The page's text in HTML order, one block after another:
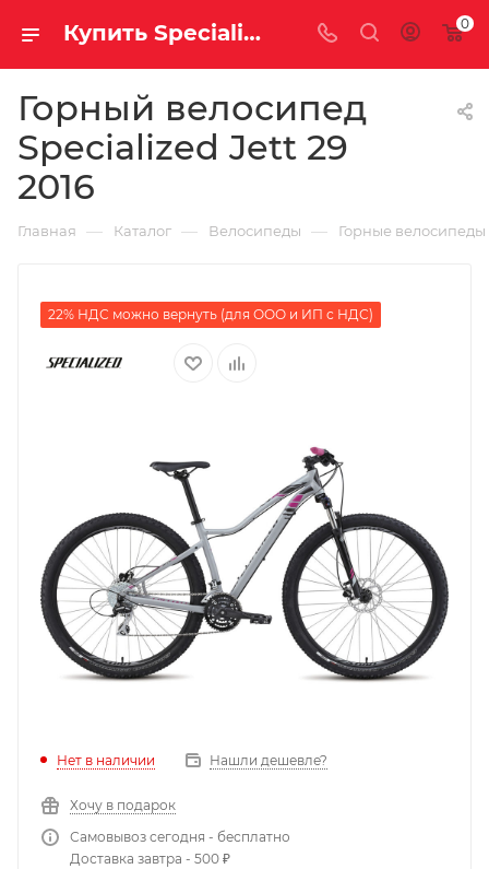
Купить Specialized Jett 29 2016 за рублей, а со скидкой 0
Горный велосипед
Specialized Jett 29
2016
Главная — Каталог — Велосипеды — Горные велосипеды
22% НДС можно вернуть (для ООО и ИП с НДС)
Нет в наличии Нашли дешевле?
Хочу в подарок
Самовывоз сегодня - бесплатно
Доставка завтра - 500 ₽